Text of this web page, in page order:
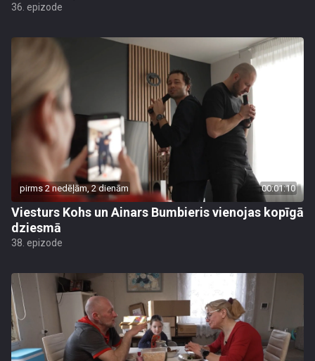
36. epizode
pirms 2 nedēļām, 2 dienām 00:01:10
Viesturs Kohs un Ainars Bumbieris vienojas kopīgā
dziesmā
38. epizode